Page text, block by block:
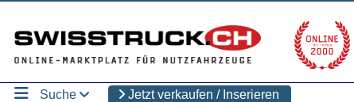
Suche Jetzt verkaufen / Inserieren